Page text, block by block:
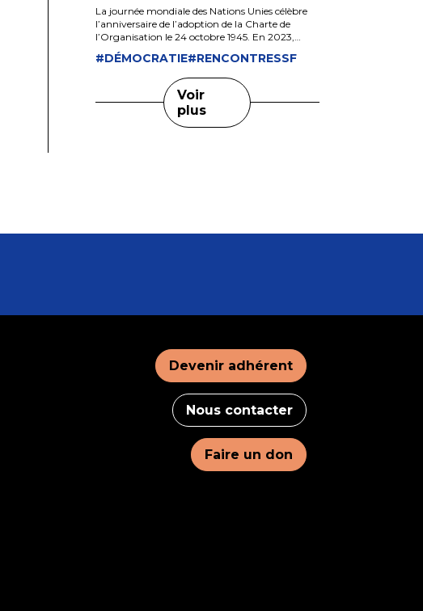
La journée mondiale des Nations Unies célèbre
l’anniversaire de l’adoption de la Charte de
l’Organisation le 24 octobre 1945. En 2023,
cette célébration s’est déroulée à bas bruit alors
que […]
#DÉMOCRATIE#RENCONTRESSF
Voir
plus
Devenir adhérent
Nous contacter
Faire un don